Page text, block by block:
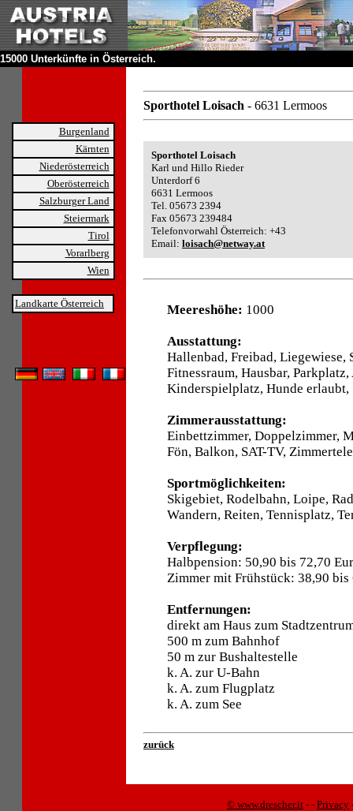
15000 Unterkünfte in Österreich.
Burgenland
Kärnten
Niederösterreich
Oberösterreich
Salzburger Land
Steiermark
Tirol
Vorarlberg
Wien
Landkarte Österreich
Sporthotel Loisach - 6631 Lermoos
Sporthotel Loisach
Karl und Hillo Rieder
Unterdorf 6
6631 Lermoos
Tel. 05673 2394
Fax 05673 239484
Telefonvorwahl Österreich: +43
Email: loisach@netway.at
Meereshöhe: 1000
Ausstattung:
Hallenbad, Freibad, Liegewiese,
Fitnessraum, Hausbar,
Kinderspielplatz, Hunde erlaubt,
Zimmerausstattung:
Einbettzimmer, Doppelzimmer,
Fön, Balkon, SAT-TV,
Sportmöglichkeiten:
Skigebiet, Rodelbahn, Loipe,
Wandern, Reiten, Tennisplatz,
Verpflegung:
Halbpension: 50,90 bis 72,70
Zimmer mit Frühstück: 38,90 bis
Entfernungen:
direkt am Haus zum
500 m zum Bahnhof
50 m zur Bushaltestelle
k. A. zur U-Bahn
k. A. zum Flugplatz
k. A. zum See
zurück
© www.drescher.it - - Privacy